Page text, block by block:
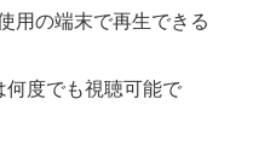
用の端末で再生できる
何度でも視聴可能で